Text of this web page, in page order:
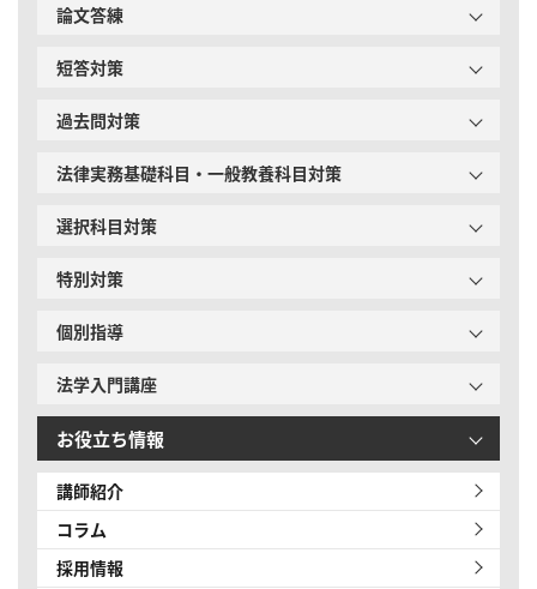
論文答練
短答対策
過去問対策
法律実務基礎科目・一般教養科目対策
選択科目対策
特別対策
個別指導
法学入門講座
お役立ち情報
講師紹介
コラム
採用情報